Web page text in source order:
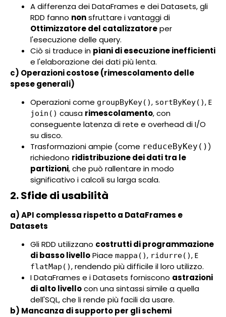
A differenza dei DataFrames e dei Datasets, gli
RDD fanno nonsfruttare i vantaggi di
Ottimizzatore del catalizzatoreper
l'esecuzione delle query.
Ciò si traduce in piani di esecuzione inefficienti
e l'elaborazione dei dati più lenta.
c) Operazioni costose (rimescolamento delle
spese generali)
Operazioni come groupByKey(), sortByKey(), E
join() causa rimescolamento, con
conseguente latenza di rete e overhead di I/O
su disco.
Trasformazioni ampie (come reduceByKey())
richiedono ridistribuzione dei dati tra le
partizioni, che può rallentare in modo
significativo i calcoli su larga scala.
2. Sfide di usabilità
a) API complessa rispetto a DataFrames e
Datasets
Gli RDD utilizzano costrutti di programmazione
di basso livelloPiace mappa(), ridurre(), E
flatMap(), rendendo più difficile il loro utilizzo.
I DataFrames e i Datasets forniscono astrazioni
di alto livellocon una sintassi simile a quella
dell'SQL, che li rende più facili da usare.
b) Mancanza di supporto per gli schemi